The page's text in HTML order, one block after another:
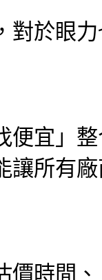
對於眼
便宜」
讓所有
價時間